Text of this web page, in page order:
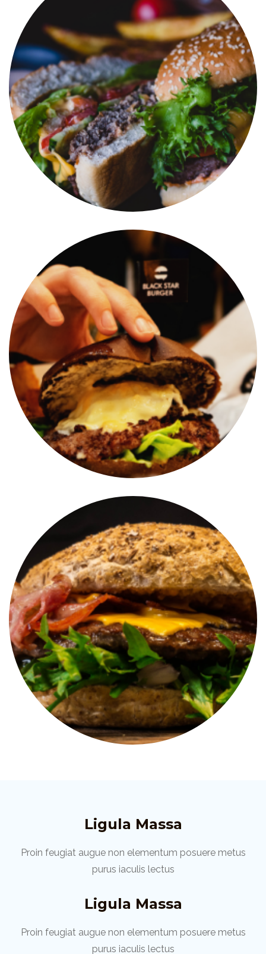
Ligula Massa
Proin feugiat augue non elementum posuere metus
purus iaculis lectus
Ligula Massa
Proin feugiat augue non elementum posuere metus
purus iaculis lectus